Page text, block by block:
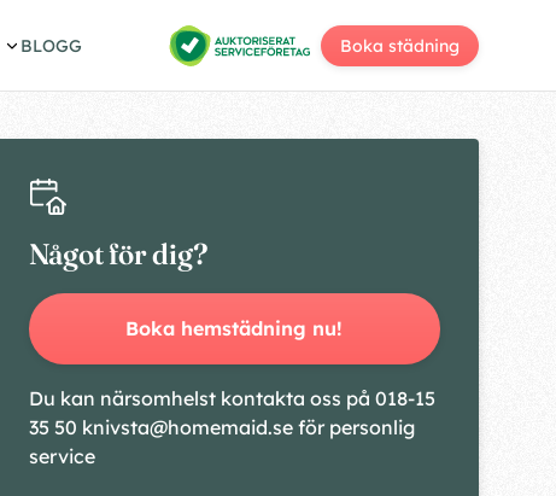
BLOGG Boka städning
Något för dig?
Boka hemstädning nu!
Du kan närsomhelst kontakta oss på 018-15
35 50 knivsta@homemaid.se för personlig
service